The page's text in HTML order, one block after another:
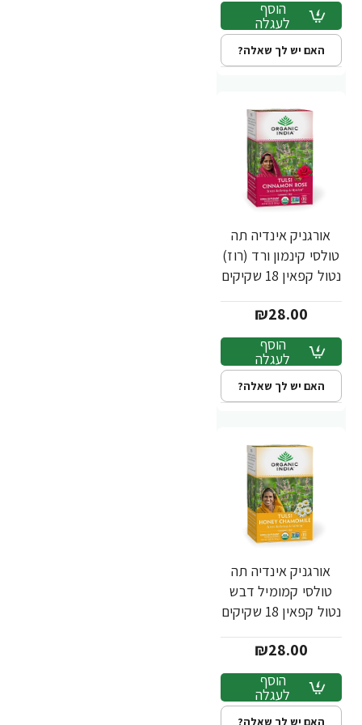
הוסף
לעגלה
האם יש לך שאלה?
אורגניק אינדיה תה
טולסי קינמון ורד (רוז)
נטול קפאין 18 שקיקים
Organic India
₪28.00
הוסף
לעגלה
האם יש לך שאלה?
אורגניק אינדיה תה
טולסי קמומיל דבש
נטול קפאין 18 שקיקים
Organic India
₪28.00
הוסף
לעגלה
האם יש לך שאלה?